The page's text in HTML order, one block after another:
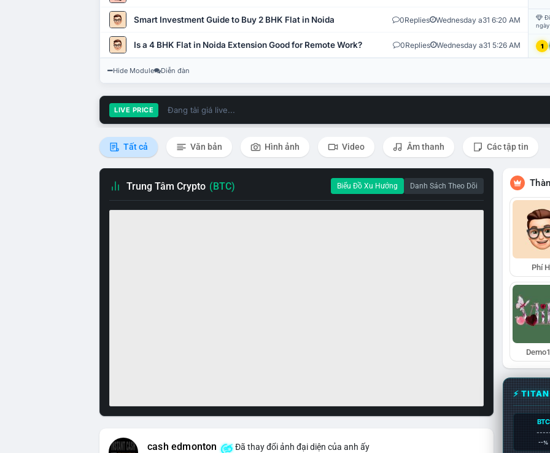
Smart Investment Guide to Buy 2 BHK Flat in Noida 0Replies Wednesday a31 6:20 AM
Is a 4 BHK Flat in Noida Extension Good for Remote Work? 0Replies Wednesday a31 5:26 AM 1
Hide Module Diễn đàn
LIVE PRICE Đang tải giá live...
Tất cả Văn bản Hình ảnh Video Âm thanh Các tập tin
Trung Tâm Crypto (BTC) Biểu Đồ Xu Hướng Danh Sách Theo Dõi
cash edmonton Đã thay đổi ảnh đại diện của anh ấy
Phí
⚡
BTC
--%